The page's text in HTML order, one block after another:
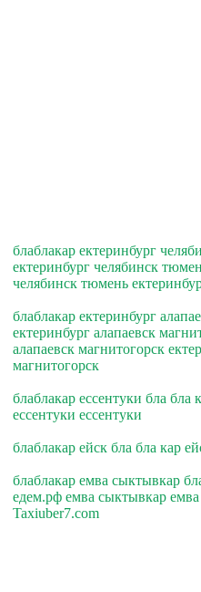
блаблакар ектеринбург
ектеринбург челябинск
челябинск тюмень
блаблакар ектеринбург
ектеринбург алапаевск
алапаевск магнитогорск
магнитогорск
блаблакар ессентуки бла бла
ессентуки ессентуки
блаблакар ейск бла бла кар
блаблакар емва сыктывкар
едем.рф емва сыктывкар
Taxiuber7.com